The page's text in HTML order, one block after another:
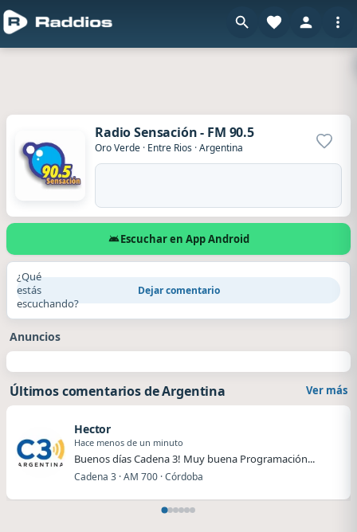
Radio Sensación - FM 90.5
Oro Verde · Entre Rios ·Argentina
Escuchar en App Android
¿Qué
estás
escuchando?
Dejar comentario
Anuncios
Últimos comentarios de Argentina Ver más
Hector
Hace menos de un minuto
Buenos días Cadena 3! Muy buena Programación...
Cadena 3 · AM 700 · Córdoba